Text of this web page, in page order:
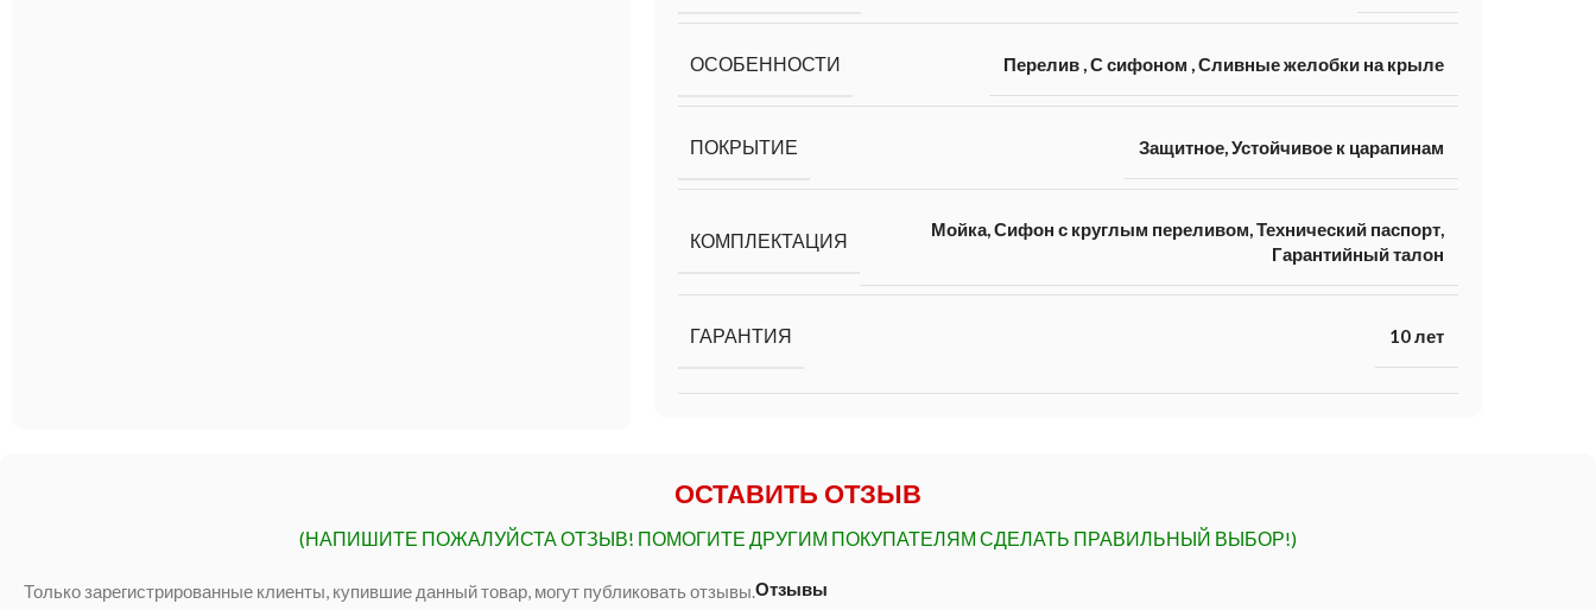
ОСОБЕННОСТИ Перелив,С сифоном ,Сливные желобки на крыле
ПОКРЫТИЕ Защитное, Устойчивое к царапинам
КОМПЛЕКТАЦИЯ
Мойка, Сифон с круглым переливом, Технический паспорт,
Гарантийный талон
ГАРАНТИЯ 10 лет
ОСТАВИТЬ ОТЗЫВ
(НАПИШИТЕ ПОЖАЛУЙСТА ОТЗЫВ! ПОМОГИТЕ ДРУГИМ ПОКУПАТЕЛЯМ СДЕЛАТЬ ПРАВИЛЬНЫЙ ВЫБОР!)
Отзывы
Только зарегистрированные клиенты, купившие данный товар, могут публиковать отзывы.